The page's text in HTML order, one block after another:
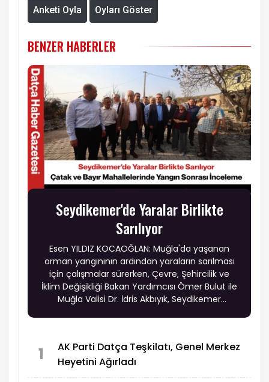
Anketi Oyla Oyları Göster
BENZER HABERLER
Seydikemer'de Yaralar Birlikte
Sarılıyor
Esen YILDIZ KOCAOĞLAN: Muğla'da yaşanan
orman yangınının ardından yaraların sarılması
için çalışmalar sürerken, Çevre, Şehircilik ve
İklim Değişikliği Bakan Yardımcısı Ömer Bulut ile
Muğla Valisi Dr. İdris Akbıyık, Seydikemer
1
AK Parti Datça Teşkilatı, Genel Merkez
Heyetini Ağırladı